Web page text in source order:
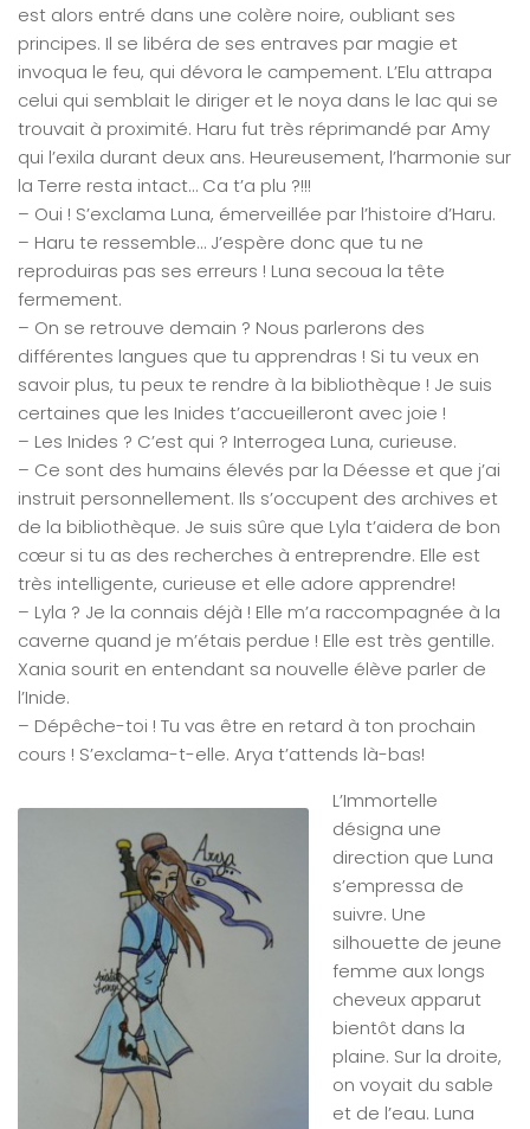
est alors entré dans une colère noire, oubliant ses
principes. Il se libéra de ses entraves par magie et
invoqua le feu, qui dévora le campement. L’Elu attrapa
celui qui semblait le diriger et le noya dans le lac qui se
trouvait à proximité. Haru fut très réprimandé par Amy
qui l’exila durant deux ans. Heureusement, l’harmonie sur
la Terre resta intact… Ca t’a plu ?!!!
– Oui ! S’exclama Luna, émerveillée par l’histoire d’Haru.
– Haru te ressemble… J’espère donc que tu ne
reproduiras pas ses erreurs ! Luna secoua la tête
fermement.
– On se retrouve demain ? Nous parlerons des
différentes langues que tu apprendras ! Si tu veux en
savoir plus, tu peux te rendre à la bibliothèque ! Je suis
certaines que les Inides t’accueilleront avec joie !
– Les Inides ? C’est qui ? Interrogea Luna, curieuse.
– Ce sont des humains élevés par la Déesse et que j’ai
instruit personnellement. Ils s’occupent des archives et
de la bibliothèque. Je suis sûre que Lyla t’aidera de bon
cœur si tu as des recherches à entreprendre. Elle est
très intelligente, curieuse et elle adore apprendre!
– Lyla ? Je la connais déjà ! Elle m’a raccompagnée à la
caverne quand je m’étais perdue ! Elle est très gentille.
Xania sourit en entendant sa nouvelle élève parler de
l’Inide.
– Dépêche-toi ! Tu vas être en retard à ton prochain
cours ! S’exclama-t-elle. Arya t’attends là-bas!
L’Immortelle
désigna une
direction que Luna
s’empressa de
suivre. Une
silhouette de jeune
femme aux longs
cheveux apparut
bientôt dans la
plaine. Sur la droite,
on voyait du sable
et de l’eau. Luna